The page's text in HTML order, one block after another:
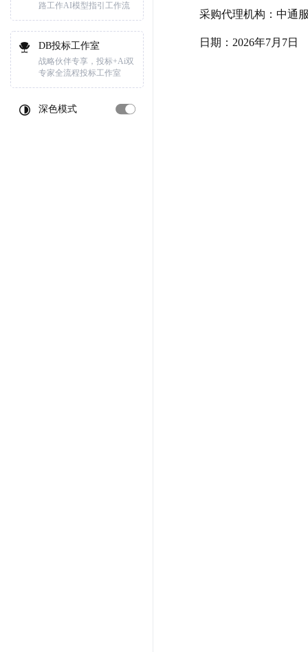
路工作AI模型指引工作流
DB投标工作室
战略伙伴专享，投标+Ai双
专家全流程投标工作室
深色模式
采购代理机构：中通
日期：2026年7月7日